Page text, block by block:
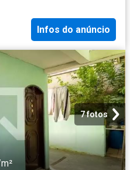
Infos do anúncio
7 fotos